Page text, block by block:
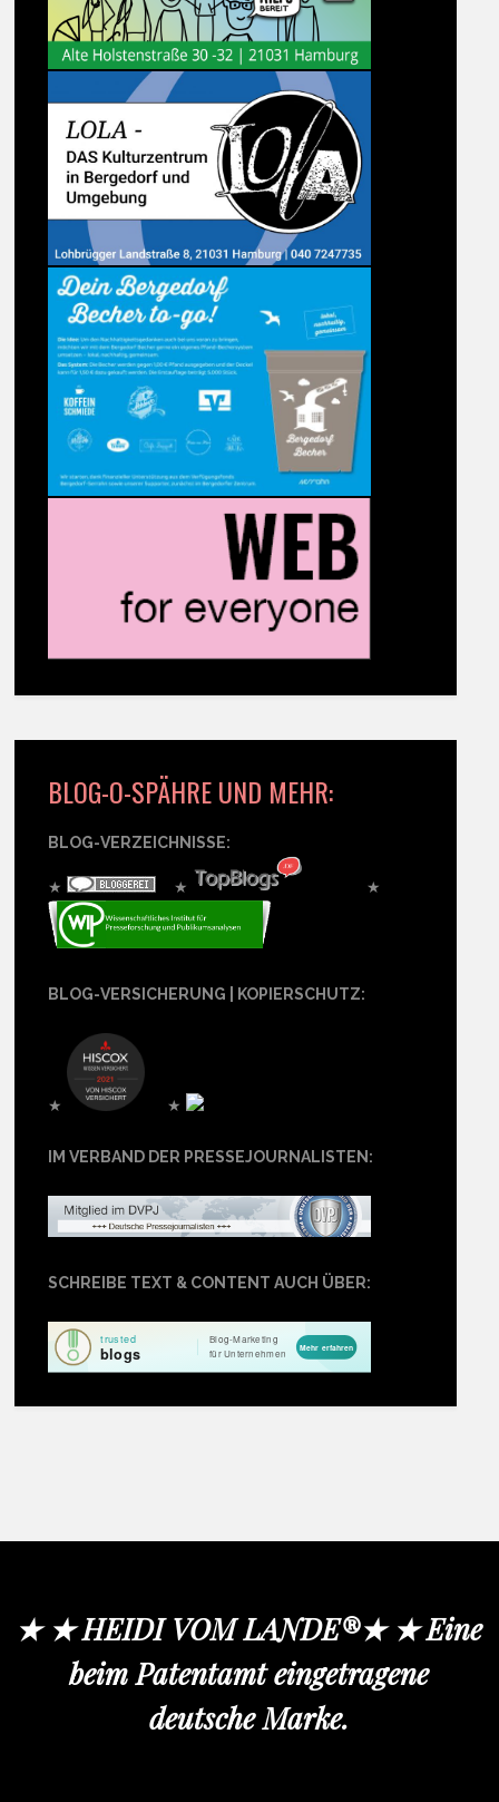
BLOG-O-SPÄHRE UND MEHR:
BLOG-VERZEICHNISSE:
★ ★ ★
BLOG-VERSICHERUNG | KOPIERSCHUTZ:
★ ★
IM VERBAND DER PRESSEJOURNALISTEN:
SCHREIBE TEXT & CONTENT AUCH ÜBER:
★ ★ HEIDI VOM LANDE®★ ★ Eine
beim Patentamt eingetragene
deutsche Marke.